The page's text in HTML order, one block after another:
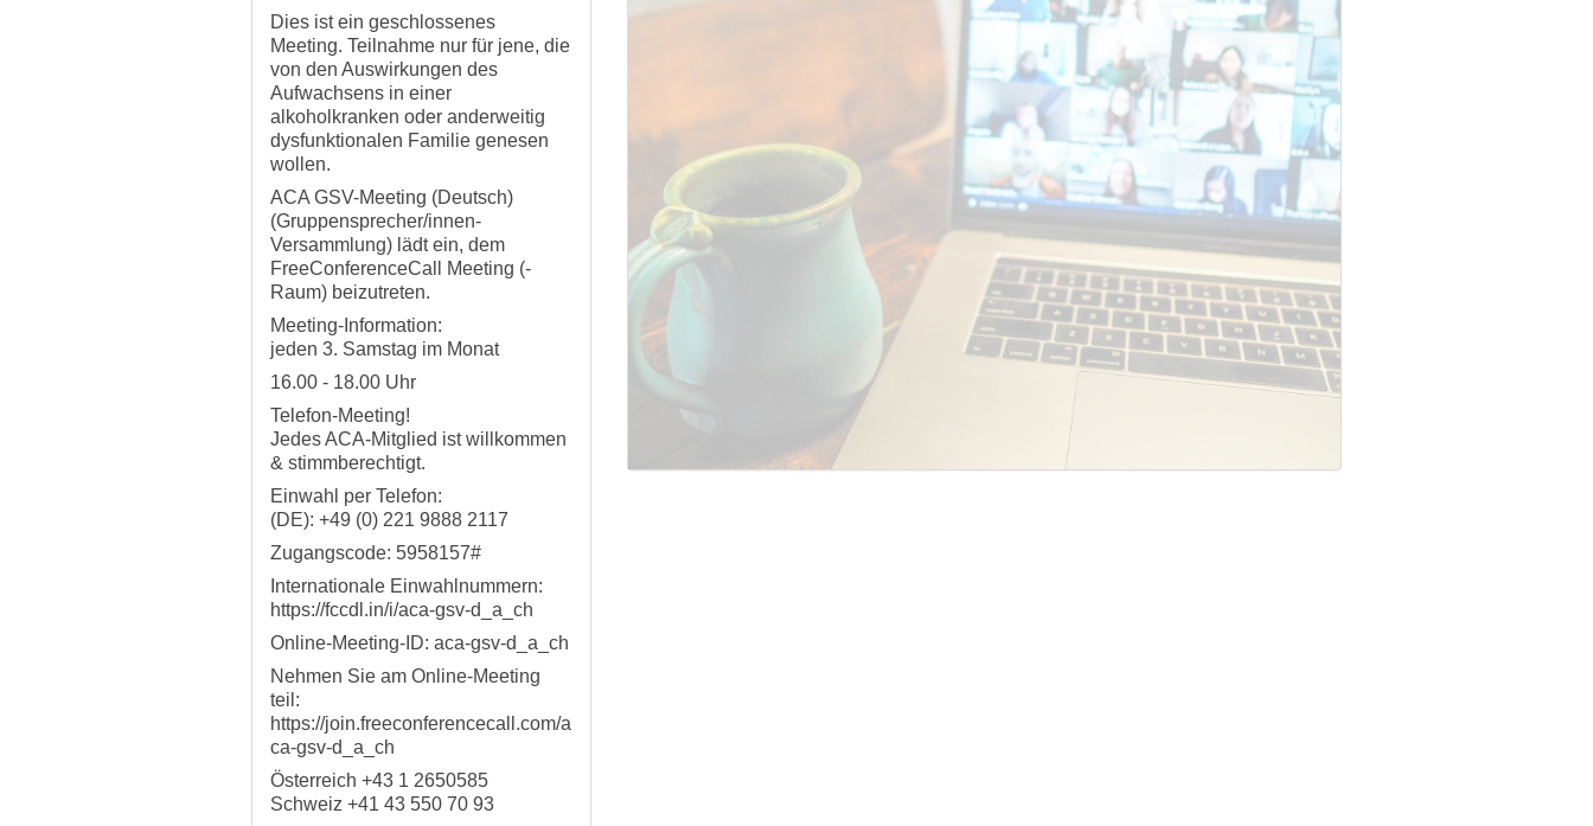
Dies ist ein geschlossenes
Meeting. Teilnahme nur für jene, die
von den Auswirkungen des
Aufwachsens in einer
alkoholkranken oder anderweitig
dysfunktionalen Familie genesen
wollen.
ACA GSV-Meeting (Deutsch)
(Gruppensprecher/innen-
Versammlung) lädt ein, dem
FreeConferenceCall Meeting (-
Raum) beizutreten.
Meeting-Information:
jeden 3. Samstag im Monat
16.00 - 18.00 Uhr
Telefon-Meeting!
Jedes ACA-Mitglied ist willkommen
& stimmberechtigt.
Einwahl per Telefon:
(DE): +49 (0) 221 9888 2117
Zugangscode: 5958157#
Internationale Einwahlnummern:
https://fccdl.in/i/aca-gsv-d_a_ch
Online-Meeting-ID: aca-gsv-d_a_ch
Nehmen Sie am Online-Meeting
teil:
https://join.freeconferencecall.com/a
ca-gsv-d_a_ch
Österreich +43 1 2650585
Schweiz +41 43 550 70 93